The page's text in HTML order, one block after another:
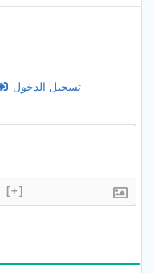
تسجيل الدخول
[+]